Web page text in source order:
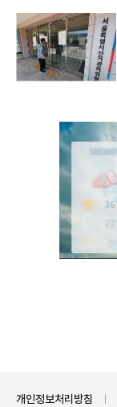
개인정보처리방침